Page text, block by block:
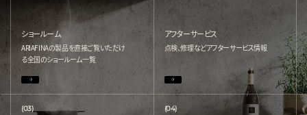
ショールーム
ARIAFINAの製品を直接ご覧いただけ
る全国のショールーム一覧
アフターサービス
点検、修理などアフターサービス情報
(03) (04)